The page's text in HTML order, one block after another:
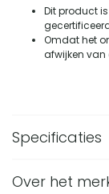
Dit product
Omdat het
afwijken van
Specificaties
Merk
Over het